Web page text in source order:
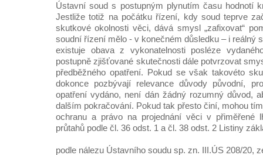
Ústavní soud s postupným plynutím času hodnotí
Jestliže totiž na počátku řízení, kdy soud teprve
skutkové okolnosti věci, dává smysl „zafixovat“
soudní řízení mělo - v konečném důsledku – i reálný
existuje obava z vykonatelnosti posléze
postupně zjišťované skutečnosti dále potvrzovat
předběžného opatření. Pokud se však takovéto
dokonce pozbývají relevance důvody původní,
opatření vydáno, není dán žádný rozumný důvod,
dalším pokračování. Pokud tak přesto činí, mohou
ochranu a právo na projednání věci v přiměřené
průtahů podle čl. 36 odst. 1 a čl. 38 odst. 2 Listiny
podle nálezu Ústavního soudu sp. zn. III.ÚS 208/20,